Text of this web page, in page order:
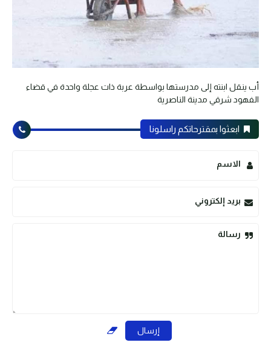
أب ينقل ابنته إلى مدرستها بواسطة عربة ذات عجلة واحدة في قضاء
الفهود شرقي مدينة الناصرية
ابعثوا بمقترحاتكم راسلونا
الاسم
بريد إلكتروني
رسالة